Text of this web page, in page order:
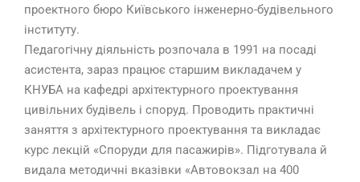
проектного бюро Київського інженерно-будівельного
інституту.
Педагогічну діяльність розпочала в 1991 на посаді
асистента, зараз працює старшим викладачем у
КНУБА на кафедрі архітектурного проектування
цивільних будівель і споруд. Проводить практичні
заняття з архітектурного проектування та викладає
курс лекцій «Споруди для пасажирів». Підготувала й
видала методичні вказівки «Автовокзал на 400